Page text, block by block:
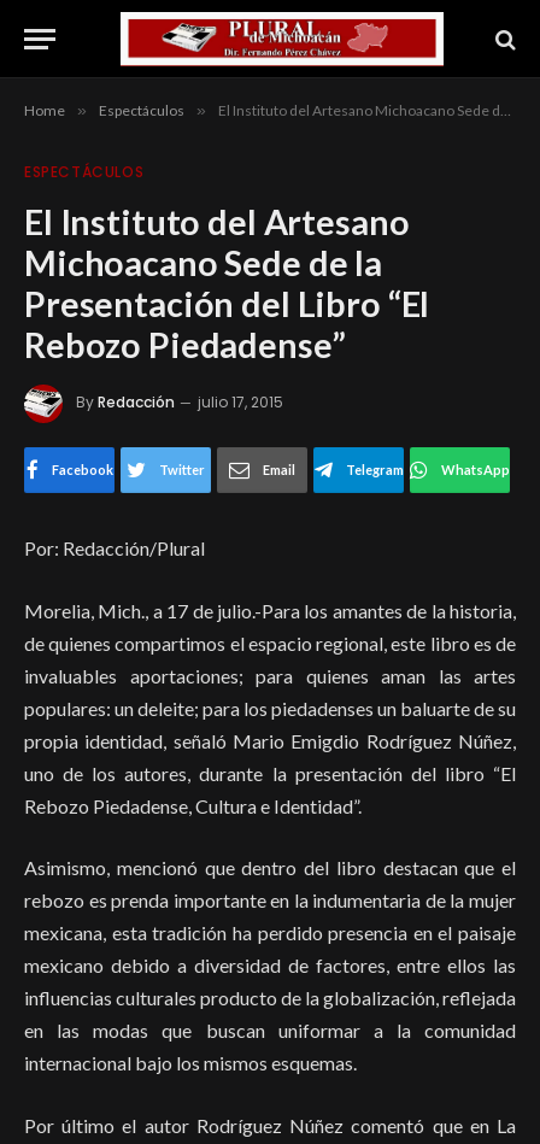
Home » Espectáculos » El Instituto del Artesano Michoacano Sede de la Presentación del Libro “El Rebozo Piedadense”
ESPECTÁCULOS
El Instituto del Artesano
Michoacano Sede de la
Presentación del Libro “El
Rebozo Piedadense”
ByRedacción julio 17, 2015
Facebook Twitter Email Telegram WhatsApp
Por: Redacción/Plural
Morelia, Mich., a 17 de julio.-Para los amantes de la historia,
de quienes compartimos el espacio regional, este libro es de
invaluables aportaciones; para quienes aman las artes
populares: un deleite; para los piedadenses un baluarte de su
propia identidad, señaló Mario Emigdio Rodríguez Núñez,
uno de los autores, durante la presentación del libro “El
Rebozo Piedadense, Cultura e Identidad”.
Asimismo, mencionó que dentro del libro destacan que el
rebozo es prenda importante en la indumentaria de la mujer
mexicana, esta tradición ha perdido presencia en el paisaje
mexicano debido a diversidad de factores, entre ellos las
influencias culturales producto de la globalización, reflejada
en las modas que buscan uniformar a la comunidad
internacional bajo los mismos esquemas.
Por último el autor Rodríguez Núñez comentó que en La